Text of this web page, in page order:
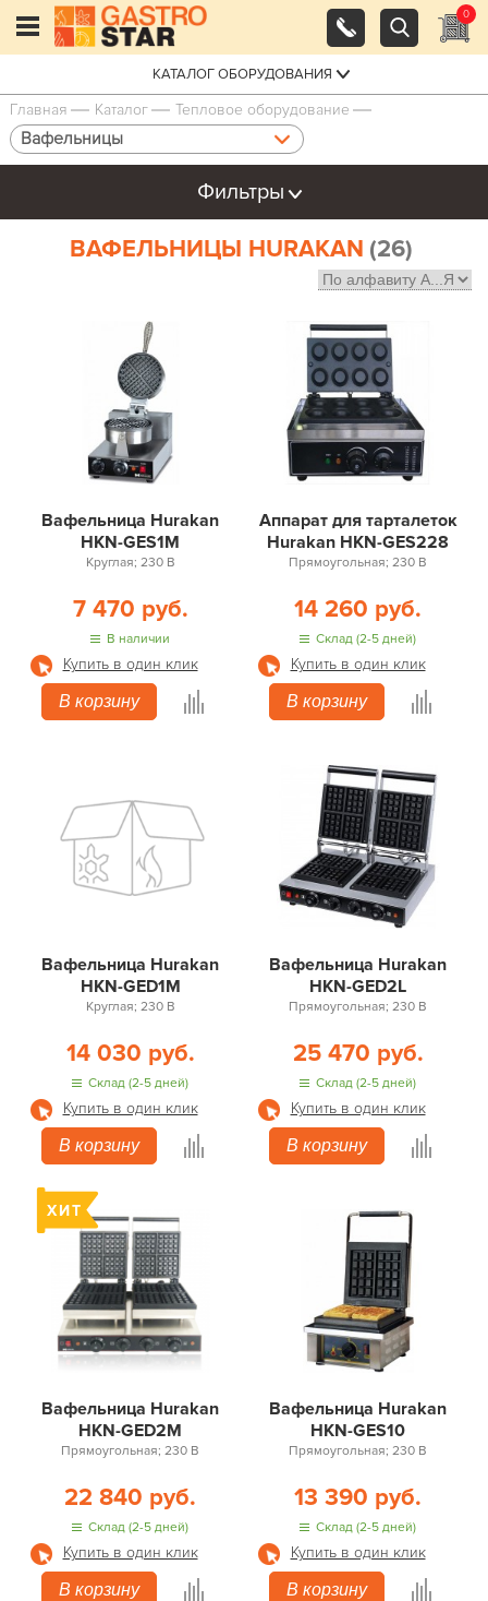
0
КАТАЛОГ ОБОРУДОВАНИЯ
Главная Каталог Тепловое оборудование
Вафельницы
Фильтры
ВАФЕЛЬНИЦЫ HURAKAN (26)
Вафельница Hurakan
HKN-GES1M
Круглая; 230 В
7 470 руб.
В наличии
Купить в один клик
В корзину
Аппарат для тарталеток
Hurakan HKN-GES228
Прямоугольная; 230 В
14 260 руб.
Склад (2-5 дней)
Купить в один клик
В корзину
Вафельница Hurakan
HKN-GED1M
Круглая; 230 В
14 030 руб.
Склад (2-5 дней)
Купить в один клик
В корзину
Вафельница Hurakan
HKN-GED2L
Прямоугольная; 230 В
25 470 руб.
Склад (2-5 дней)
Купить в один клик
В корзину
Вафельница Hurakan
HKN-GED2M
Прямоугольная; 230 В
22 840 руб.
Склад (2-5 дней)
Купить в один клик
В корзину
Вафельница Hurakan
HKN-GES10
Прямоугольная; 230 В
13 390 руб.
Склад (2-5 дней)
Купить в один клик
В корзину